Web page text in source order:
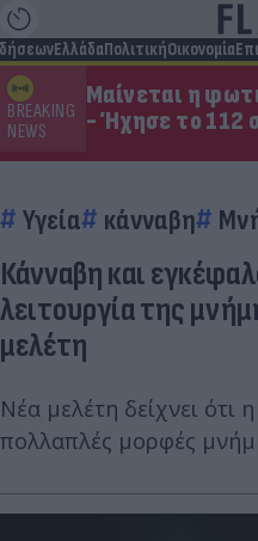
ΕλλάδαΠολιτικήΟικονομία
BREAKING
NEWS
Μαίνεται η
- Ήχησε το 112
Υγεία κάνναβη
Κάνναβη και
λειτουργία της
μελέτη
Νέα μελέτη δείχνει ότι
πολλαπλές μορφές